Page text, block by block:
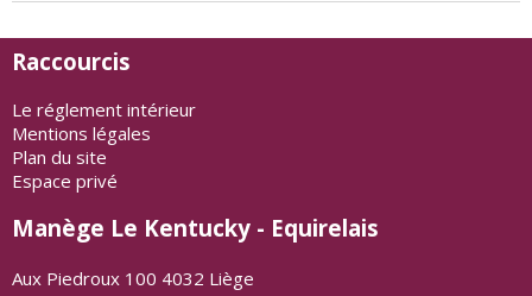
Raccourcis
Le réglement intérieur
Mentions légales
Plan du site
Espace privé
Manège Le Kentucky - Equirelais
Aux Piedroux 100 4032 Liège